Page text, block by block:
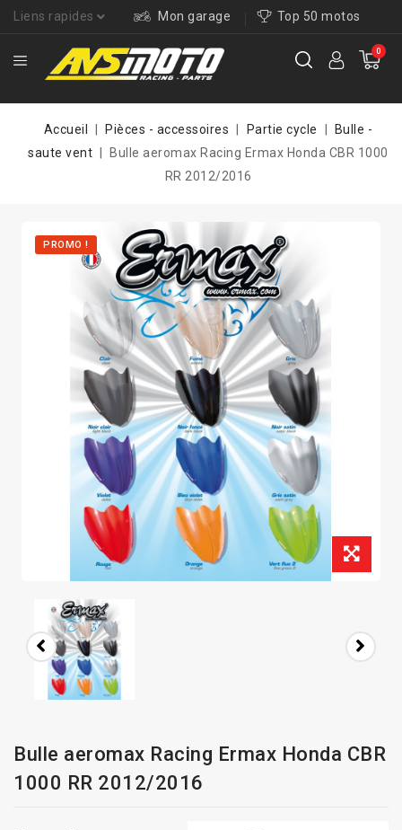
Liens rapides Mon garage Top 50 motos
0
Accueil Pièces - accessoires Partie cycle
Bulle -
saute vent
Bulle aeromax Racing Ermax Honda CBR 1000
RR 2012/2016
PROMO !
Bulle aeromax Racing Ermax Honda CBR
1000 RR 2012/2016